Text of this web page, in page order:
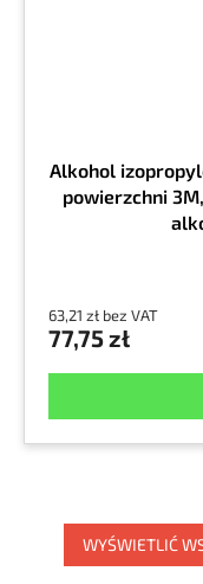
Alkohol
powierzchni
63,21 zł bez VAT
77,75 zł
WYŚWIETLIĆ